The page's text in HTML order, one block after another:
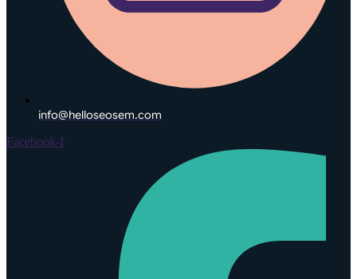
info@helloseosem.com
Facebook-f